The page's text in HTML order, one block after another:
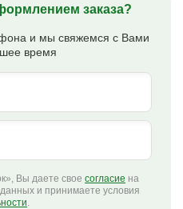
заказа?
и мы свяжемся с Вами
время
Вы даете свое согласие на
и принимаете условия
.